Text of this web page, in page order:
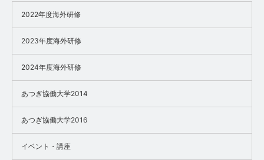
2022年度海外研修
2023年度海外研修
2024年度海外研修
あつぎ協働大学2014
あつぎ協働大学2016
イベント・講座